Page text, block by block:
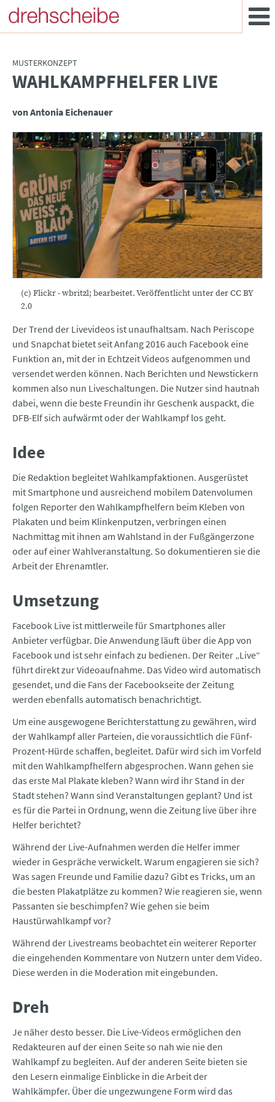
MUSTERKONZEPT
:WAHLKAMPFHELFER LIVE
von Antonia Eichenauer
(c) Flickr - wbritzl; bearbeitet. Veröffentlicht unter der CC BY
2.0
Der Trend der Livevideos ist unaufhaltsam. Nach Periscope
und Snapchat bietet seit Anfang 2016 auch Facebook eine
Funktion an, mit der in Echtzeit Videos aufgenommen und
versendet werden können. Nach Berichten und Newstickern
kommen also nun Liveschaltungen. Die Nutzer sind hautnah
dabei, wenn die beste Freundin ihr Geschenk auspackt, die
DFB-Elf sich aufwärmt oder der Wahlkampf los geht.
Idee
Die Redaktion begleitet Wahlkampfaktionen. Ausgerüstet
mit Smartphone und ausreichend mobilem Datenvolumen
folgen Reporter den Wahlkampfhelfern beim Kleben von
Plakaten und beim Klinkenputzen, verbringen einen
Nachmittag mit ihnen am Wahlstand in der Fußgängerzone
oder auf einer Wahlveranstaltung. So dokumentieren sie die
Arbeit der Ehrenamtler.
Umsetzung
Facebook Live ist mittlerweile für Smartphones aller
Anbieter verfügbar. Die Anwendung läuft über die App von
Facebook und ist sehr einfach zu bedienen. Der Reiter „Live“
führt direkt zur Videoaufnahme. Das Video wird automatisch
gesendet, und die Fans der Facebookseite der Zeitung
werden ebenfalls automatisch benachrichtigt.
Um eine ausgewogene Berichterstattung zu gewähren, wird
der Wahlkampf aller Parteien, die voraussichtlich die Fünf-
Prozent-Hürde schaffen, begleitet. Dafür wird sich im Vorfeld
mit den Wahlkampfhelfern abgesprochen. Wann gehen sie
das erste Mal Plakate kleben? Wann wird ihr Stand in der
Stadt stehen? Wann sind Veranstaltungen geplant? Und ist
es für die Partei in Ordnung, wenn die Zeitung live über ihre
Helfer berichtet?
Während der Live-Aufnahmen werden die Helfer immer
wieder in Gespräche verwickelt. Warum engagieren sie sich?
Was sagen Freunde und Familie dazu? Gibt es Tricks, um an
die besten Plakatplätze zu kommen? Wie reagieren sie, wenn
Passanten sie beschimpfen? Wie gehen sie beim
Haustürwahlkampf vor?
Während der Livestreams beobachtet ein weiterer Reporter
die eingehenden Kommentare von Nutzern unter dem Video.
Diese werden in die Moderation mit eingebunden.
Dreh
Je näher desto besser. Die Live-Videos ermöglichen den
Redakteuren auf der einen Seite so nah wie nie den
Wahlkampf zu begleiten. Auf der anderen Seite bieten sie
den Lesern einmalige Einblicke in die Arbeit der
Wahlkämpfer. Über die ungezwungene Form wird das